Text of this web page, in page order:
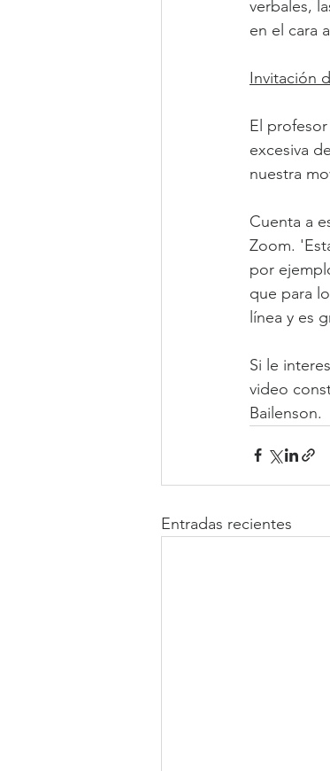
verbales,
en el cara
Invitación
El
excesiva
nuestra
Cuenta a
Zoom.
por
que para
línea y es
Si le
video
Bailenson.
Entradas recientes